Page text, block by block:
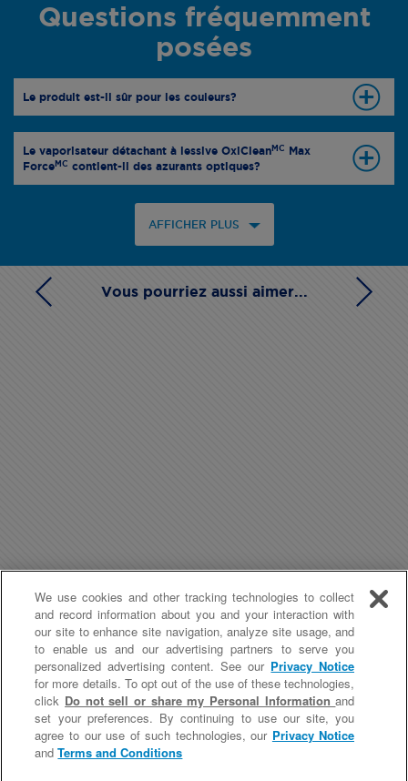
Questions fréquemment
posées
Le produit est-il sûr pour les couleurs?
Le vaporisateur détachant à lessive OxiClean MC
Max
Force MC contient-il des azurants optiques?
AFFICHER PLUS
Vous pourriez aussi aimer...
Modalités d'utilisation du Site Politique de confidentialité
Contactez-nous Do not sell or share my Personal Information
We use cookies and other tracking technologies to collect
and record information about you and your interaction with
our site to enhance site navigation, analyze site usage, and
to enable us and our advertising partners to serve you
personalized advertising content. See our Privacy Notice
for more details. To opt out of the use of these technologies,
click Do not sell or share my Personal Informationand
set your preferences. By continuing to use our site, you
agree to our use of such technologies, our Privacy Notice
andTerms and Conditions